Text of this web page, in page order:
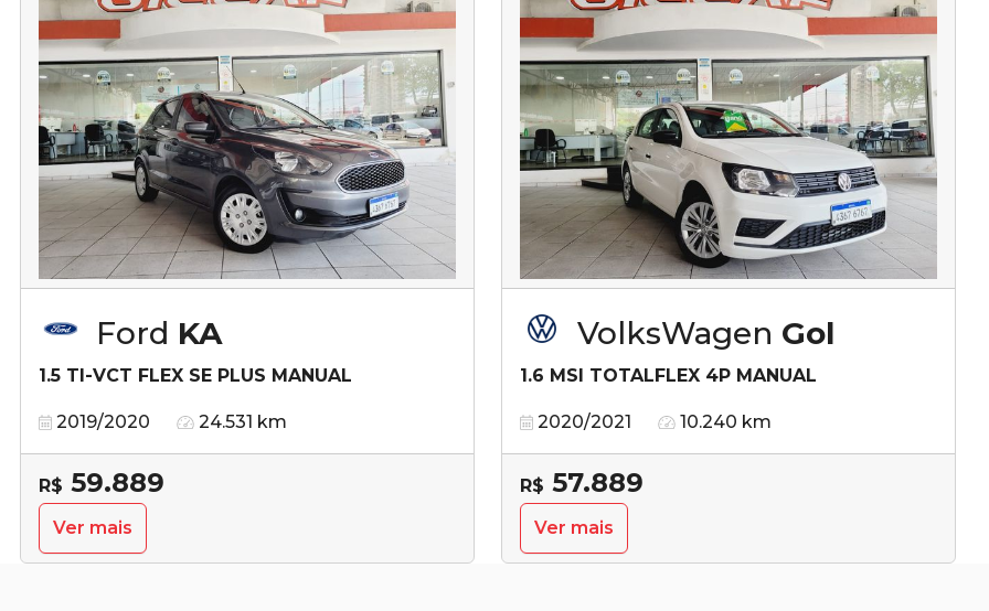
Ford KA
1.5 TI-VCT FLEX SE PLUS MANUAL
2019/2020 24.531 km
R$ 59.889
Ver mais
VolksWagen Gol
1.6 MSI TOTALFLEX 4P MANUAL
2020/2021 10.240 km
R$ 57.889
Ver mais